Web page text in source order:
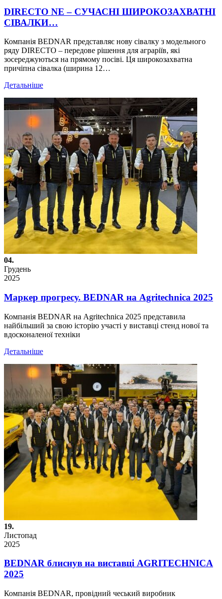
DIRECTO NE – СУЧАСНІ ШИРОКОЗАХВАТНІ
СІВАЛКИ…
Компанія BEDNAR представляє нову сівалку з модельного
ряду DIRECTO – передове рішення для аграріїв, які
зосереджуються на прямому посіві. Ця широкозахватна
причіпна сівалка (ширина 12…
Детальніше
04.
Грудень
2025
Маркер прогресу. BEDNAR на Agritechnica 2025
Компанія BEDNAR на Agritechnica 2025 представила
найбільший за свою історію участі у виставці стенд нової та
вдосконаленої техніки
Детальніше
19.
Листопад
2025
BEDNAR блиснув на виставці AGRITECHNICA
2025
Компанія BEDNAR, провідний чеський виробник